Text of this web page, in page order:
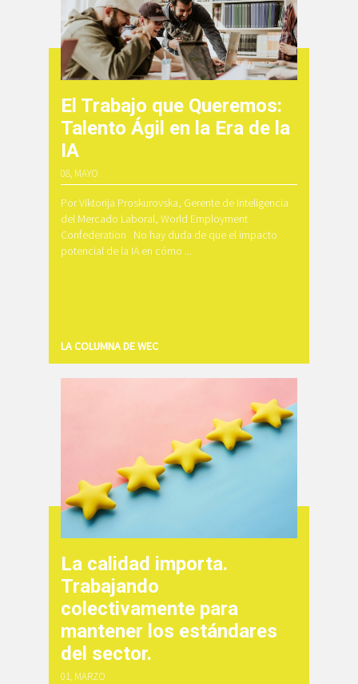
LA COLUMNA DE WEC
El Trabajo que Queremos:
Talento Ágil en la Era de la
IA
08, MAYO
Por Viktorija Proskurovska, Gerente de Inteligencia
del Mercado Laboral, World Employment
Confederation No hay duda de que el impacto
potencial de la IA en cómo ...
La calidad importa.
Trabajando
colectivamente para
mantener los estándares
del sector.
01, MARZO